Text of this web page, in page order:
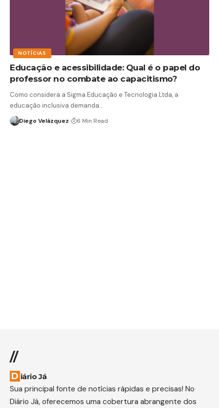
NOTÍCIAS
Educação e acessibilidade: Qual é o papel do
professor no combate ao capacitismo?
Como considera a Sigma Educação e Tecnologia Ltda, a
educação inclusiva demanda…
Diego Velázquez 6 Min Read
//
Diário Já
Sua principal fonte de notícias rápidas e precisas! No
Diário Já, oferecemos uma cobertura abrangente dos